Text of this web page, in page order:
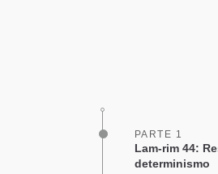
PARTE 1
Lam-rim 44:
determinismo